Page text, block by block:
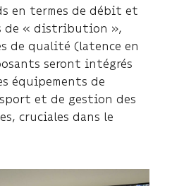
en termes de débit et
de « distribution »,
de qualité (latence en
seront intégrés
équipements de
et de gestion des
cruciales dans le